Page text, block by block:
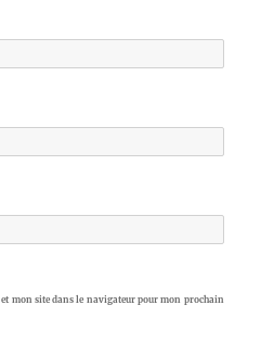
mon site dans le navigateur pour mon prochain